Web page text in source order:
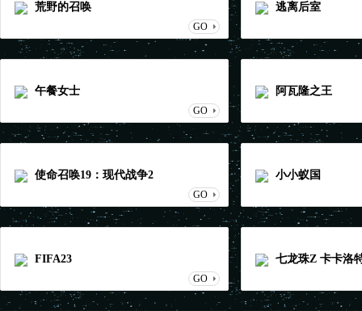
荒野的召唤
GO
逃离后室
午餐女士
GO
阿瓦隆之王
使命召唤19：现代战争2
GO
小小蚁国
FIFA23
GO
七龙珠Z 卡卡洛